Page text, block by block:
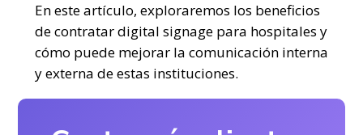
En este artículo, exploraremos los beneficios
de contratar digital signage para hospitales y
cómo puede mejorar la comunicación interna
y externa de estas instituciones.